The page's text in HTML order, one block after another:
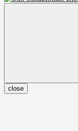
close